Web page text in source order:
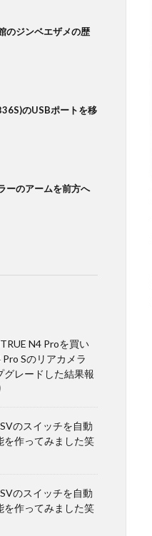
のジンベエザメの歴
のUSBポートを移
ーのアームを前方へ
N4 Proを買い
Sのリアカメラ
グレードした結果報
のスイッチを自動
を作ってみました笑
のスイッチを自動
を作ってみました笑